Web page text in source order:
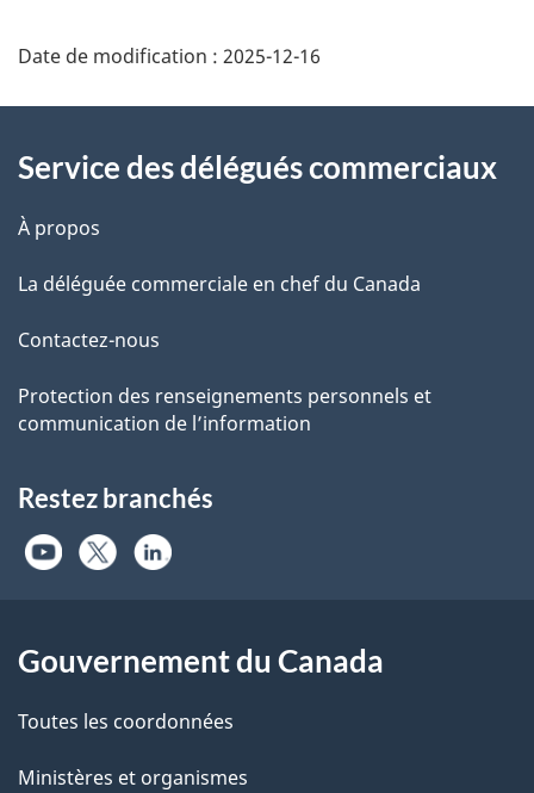
Additional
Information
Date de modification : 2025-12-16
Service des délégués commerciaux
À propos
La déléguée commerciale en chef du Canada
Contactez-nous
Protection des renseignements personnels et
communication de l’information
Restez branchés
Gouvernement du Canada
Toutes les coordonnées
Ministères et organismes